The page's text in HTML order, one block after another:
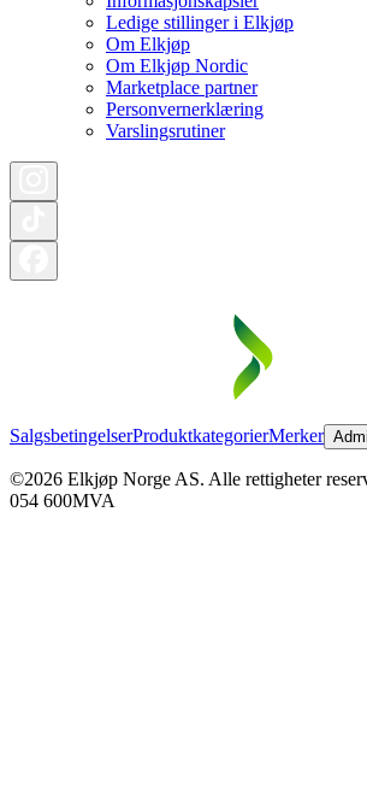
Ledige stillinger i Elkjøp
Om Elkjøp
Om Elkjøp Nordic
Marketplace partner
Personvernerklæring
Varslingsrutiner
SalgsbetingelserProduktkategorierMerker
©2026 Elkjøp Norge AS. Alle rettigheter
054 600MVA